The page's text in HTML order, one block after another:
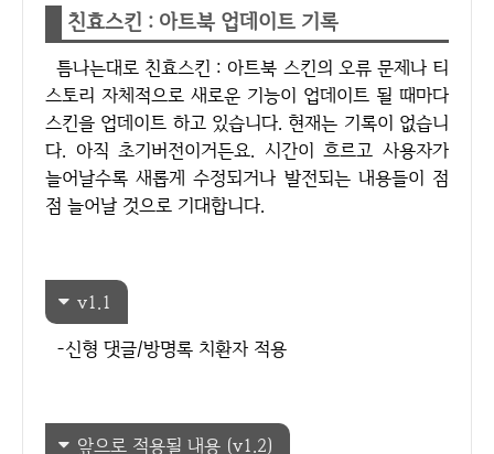
친효스킨 : 아트북 업데이트 기록
틈나는대로 친효스킨 : 아트북 스킨의 오류 문제나 티
스토리 자체적으로 새로운 기능이 업데이트 될 때마다
스킨을 업데이트 하고 있습니다. 현재는 기록이 없습니
다. 아직 초기버전이거든요. 시간이 흐르고 사용자가
늘어날수록 새롭게 수정되거나 발전되는 내용들이 점
점 늘어날 것으로 기대합니다.
v1.1
-신형 댓글/방명록 치환자 적용
앞으로 적용될 내용 (v1.2)